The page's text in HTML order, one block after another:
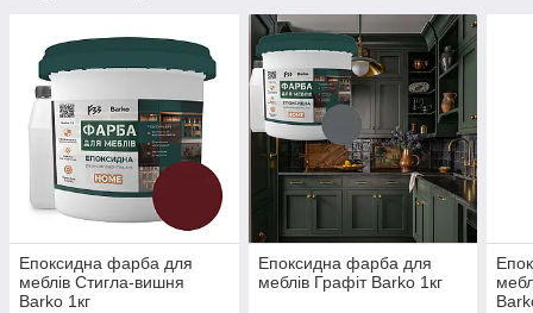
Епоксидна фарба для
меблів Стигла-вишня
Barko 1кг
Епоксидна фарба для
меблів Графіт Barko 1кг